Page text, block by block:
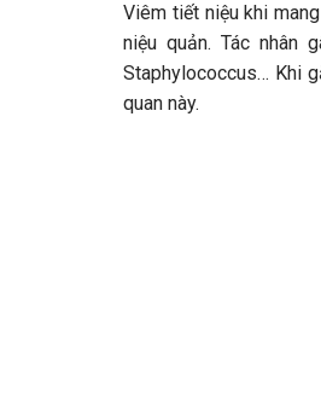
Viêm tiết niệu khi
niệu quản. Tác nhân
Staphylococcus… Khi
quan này.